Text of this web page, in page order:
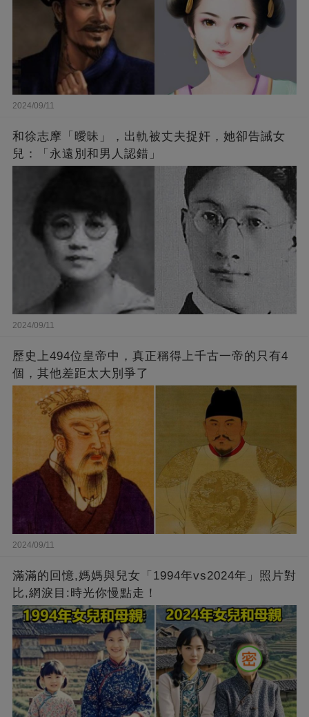
2024/09/11
和徐志摩「曖昧」，出軌被丈夫捉奸，她卻告誡女
兒：「永遠別和男人認錯」
2024/09/11
歷史上494位皇帝中，真正稱得上千古一帝的只有4
個，其他差距太大別爭了
2024/09/11
滿滿的回憶,媽媽與兒女「1994年vs2024年」照片對
比,網淚目:時光你慢點走！